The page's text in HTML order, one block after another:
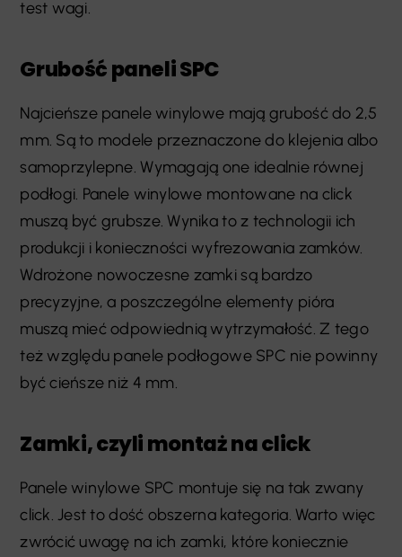
test wagi.
Grubość paneli SPC
Najcieńsze panele winylowe mają grubość do 2,5
mm. Są to modele przeznaczone do klejenia albo
samoprzylepne. Wymagają one idealnie równej
podłogi. Panele winylowe montowane na click
muszą być grubsze. Wynika to z technologii ich
produkcji i konieczności wyfrezowania zamków.
Wdrożone nowoczesne zamki są bardzo
precyzyjne, a poszczególne elementy pióra
muszą mieć odpowiednią wytrzymałość. Z tego
też względu panele podłogowe SPC nie powinny
być cieńsze niż 4 mm.
Zamki, czyli montaż na click
Panele winylowe SPC montuje się na tak zwany
click. Jest to dość obszerna kategoria. Warto więc
zwrócić uwagę na ich zamki, które koniecznie